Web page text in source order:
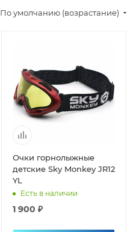
По умолчанию (возрастание)
Очки горнолыжные
детские Sky Monkey JR12
YL
Есть в наличии
1 900 ₽